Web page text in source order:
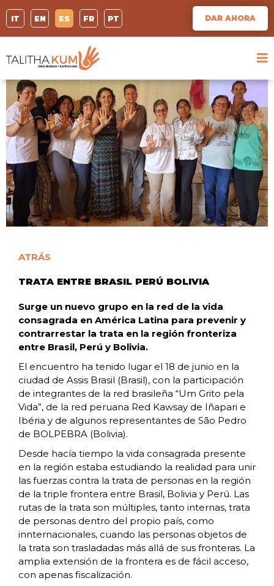
IT EN ES FR PT DAR AHORA
ATRÁS
TRATA ENTRE BRASIL PERÚ BOLIVIA
Surge un nuevo grupo en la red de la vida
consagrada en América Latina para prevenir y
contrarrestar la trata en la región fronteriza
entre Brasil, Perú y Bolivia.
El encuentro ha tenido lugar el 18 de junio en la
ciudad de Assis Brasil (Brasil), con la participación
de integrantes de la red brasileña “Um Grito pela
Vida”, de la red peruana Red Kawsay de Iñapari e
Ibéria y de algunos representantes de São Pedro
de BOLPEBRA (Bolivia).
Desde hacía tiempo la vida consagrada presente
en la región estaba estudiando la realidad para unir
las fuerzas contra la trata de personas en la región
de la triple frontera entre Brasil, Bolivia y Perú. Las
rutas de la trata son múltiples, tanto internas, trata
de personas dentro del propio país, como
innternacionales, cuando las personas objetos de
la trata son trasladadas más allá de sus fronteras. La
amplia extensión de la frontera es de fácil acceso,
con apenas fiscalización.